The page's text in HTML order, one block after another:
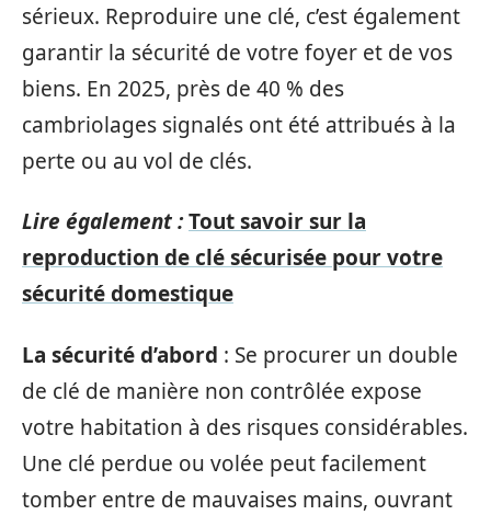
sérieux. Reproduire une clé, c’est également
garantir la sécurité de votre foyer et de vos
biens. En 2025, près de 40 % des
cambriolages signalés ont été attribués à la
perte ou au vol de clés.
Lire également :Tout savoir sur la
reproduction de clé sécurisée pour votre
sécurité domestique
La sécurité d’abord : Se procurer un double
de clé de manière non contrôlée expose
votre habitation à des risques considérables.
Une clé perdue ou volée peut facilement
tomber entre de mauvaises mains, ouvrant